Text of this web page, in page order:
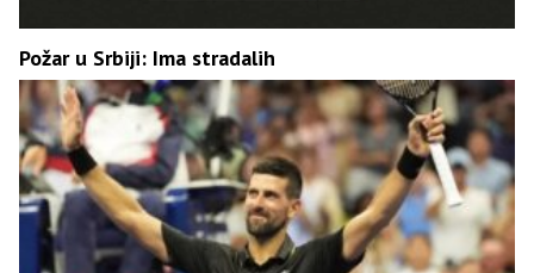
Požar u Srbiji: Ima stradalih